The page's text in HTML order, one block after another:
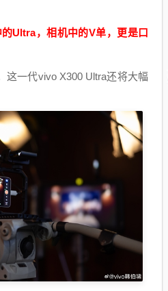
Ultra，相机中的V单，更是口
这一代vivo X300 Ultra还将大幅